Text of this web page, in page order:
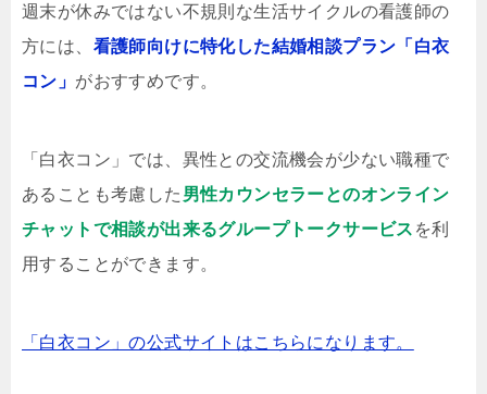
週末が休みではない不規則な生活サイクルの看護師の
方には、 看護師向けに特化した結婚相談プラン「白衣
コン」 がおすすめです。
「白衣コン」では、異性との交流機会が少ない職種で
あることも考慮した 男性カウンセラーとのオンライン
チャットで相談が出来るグループトークサービス を利
用することができます。
「白衣コン」の公式サイトはこちらになります。